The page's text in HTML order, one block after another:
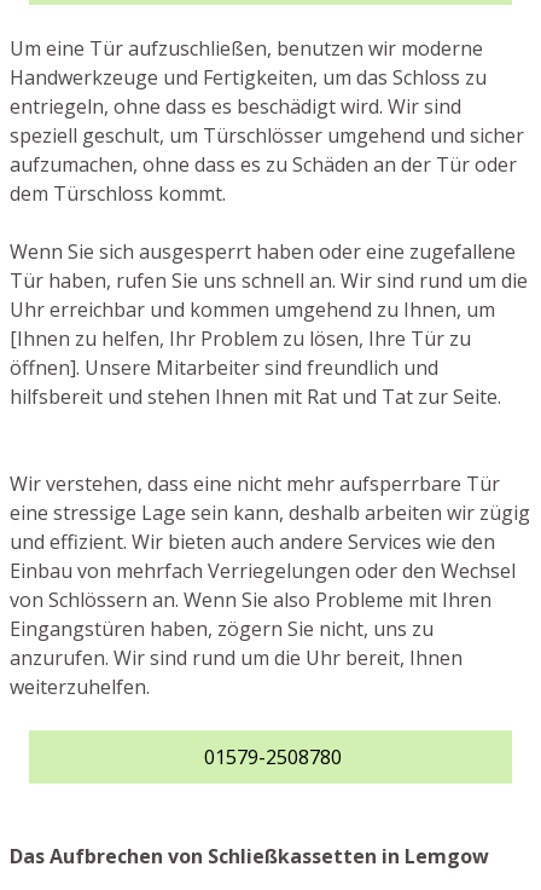
Um eine Tür aufzuschließen, benutzen wir moderne
Handwerkzeuge und Fertigkeiten, um das Schloss zu
entriegeln, ohne dass es beschädigt wird. Wir sind
speziell geschult, um Türschlösser umgehend und sicher
aufzumachen, ohne dass es zu Schäden an der Tür oder
dem Türschloss kommt.
Wenn Sie sich ausgesperrt haben oder eine zugefallene
Tür haben, rufen Sie uns schnell an. Wir sind rund um die
Uhr erreichbar und kommen umgehend zu Ihnen, um
[Ihnen zu helfen, Ihr Problem zu lösen, Ihre Tür zu
öffnen]. Unsere Mitarbeiter sind freundlich und
hilfsbereit und stehen Ihnen mit Rat und Tat zur Seite.
Wir verstehen, dass eine nicht mehr aufsperrbare Tür
eine stressige Lage sein kann, deshalb arbeiten wir zügig
und effizient. Wir bieten auch andere Services wie den
Einbau von mehrfach Verriegelungen oder den Wechsel
von Schlössern an. Wenn Sie also Probleme mit Ihren
Eingangstüren haben, zögern Sie nicht, uns zu
anzurufen. Wir sind rund um die Uhr bereit, Ihnen
weiterzuhelfen.
01579-2508780
Das Aufbrechen von Schließkassetten in Lemgow